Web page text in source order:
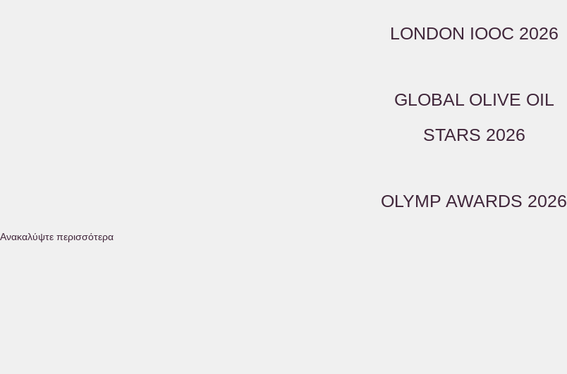
LONDON IOOC 2026
GLOBAL OLIVE OIL
STARS 2026
OLYMP AWARDS 2026
Ανακαλύψτε περισσότερα